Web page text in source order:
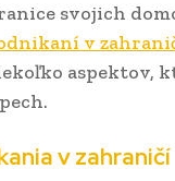
svojich
v
aspektov,
v zahraničí